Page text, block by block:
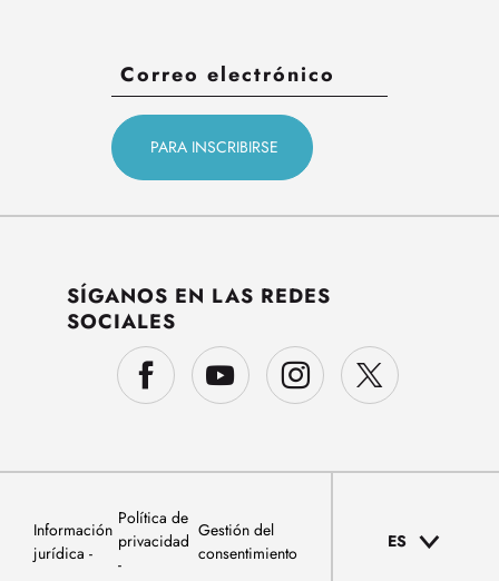
SÍGANOS EN LAS REDES
SOCIALES
Información
jurídica
Política de
privacidad
Gestión del
consentimiento
ES